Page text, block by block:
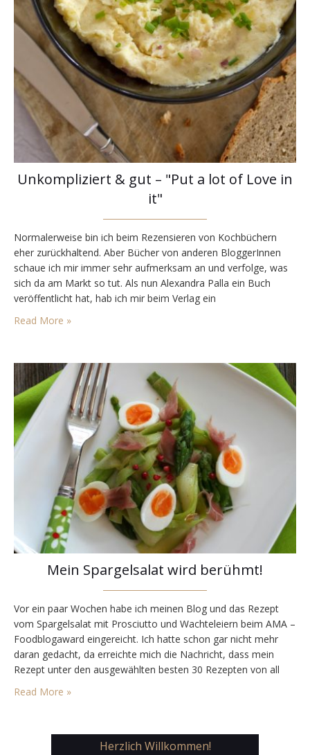
Unkompliziert & gut – "Put a lot of Love in
it"
Normalerweise bin ich beim Rezensieren von Kochbüchern
eher zurückhaltend. Aber Bücher von anderen BloggerInnen
schaue ich mir immer sehr aufmerksam an und verfolge, was
sich da am Markt so tut. Als nun Alexandra Palla ein Buch
veröffentlicht hat, hab ich mir beim Verlag ein
Verlag dafür!). Alexandra Palla „kenne“ ich eigentlich von
Read More »
Mein Spargelsalat wird berühmt!
Vor ein paar Wochen habe ich meinen Blog und das Rezept
vom Spargelsalat mit Prosciutto und Wachteleiern beim AMA –
Foodblogaward eingereicht. Ich hatte schon gar nicht mehr
daran gedacht, da erreichte mich die Nachricht, dass mein
Rezept unter den ausgewählten besten 30 Rezepten von all
den eingereichten ist und somit in einem kleinen Online-
Kochbuch veröffentlicht wird. Es ist nun…
Read More »
Herzlich Willkommen!